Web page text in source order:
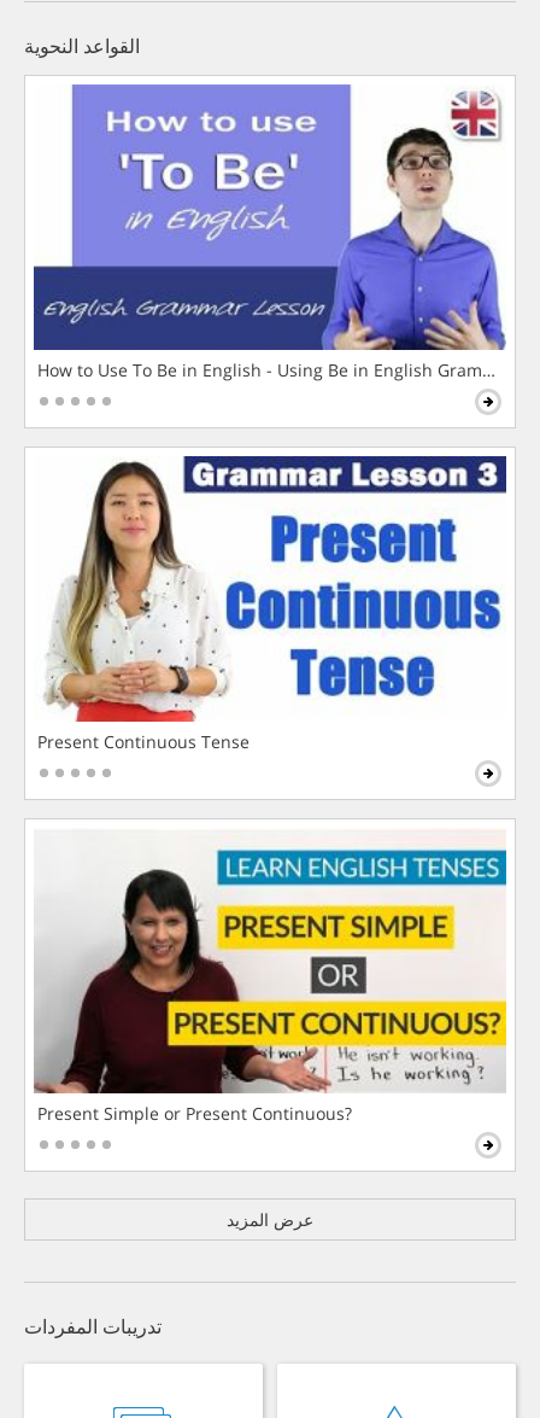
القواعد النحوية
How to Use To Be in English - Using Be in English Grammar
Present Continuous Tense
Present Simple or Present Continuous?
عرض المزيد
تدريبات المفردات